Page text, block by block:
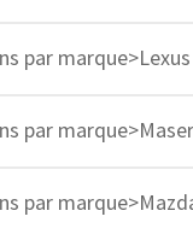
par marque>Lexus
par
par